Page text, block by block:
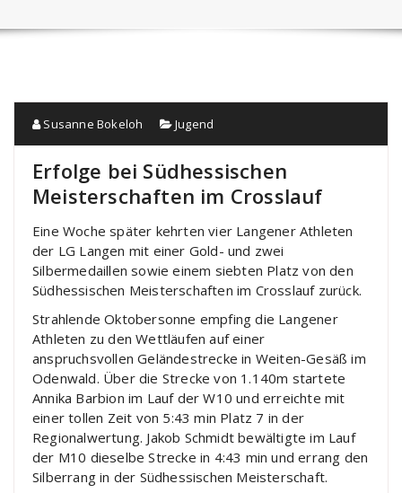
Susanne Bokeloh Jugend
Erfolge bei Südhessischen
Meisterschaften im Crosslauf
Eine Woche später kehrten vier Langener Athleten
der LG Langen mit einer Gold- und zwei
Silbermedaillen sowie einem siebten Platz von den
Südhessischen Meisterschaften im Crosslauf zurück.
Strahlende Oktobersonne empfing die Langener
Athleten zu den Wettläufen auf einer
anspruchsvollen Geländestrecke in Weiten-Gesäß im
Odenwald. Über die Strecke von 1.140m startete
Annika Barbion im Lauf der W10 und erreichte mit
einer tollen Zeit von 5:43 min Platz 7 in der
Regionalwertung. Jakob Schmidt bewältigte im Lauf
der M10 dieselbe Strecke in 4:43 min und errang den
Silberrang in der Südhessischen Meisterschaft.